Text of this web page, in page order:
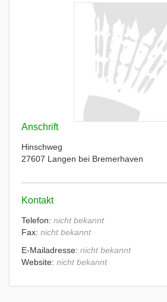
Anschrift
Hinschweg
27607 Langen bei Bremerhaven
Kontakt
Telefon: nicht bekannt
Fax: nicht bekannt
E-Mailadresse: nicht bekannt
Website: nicht bekannt